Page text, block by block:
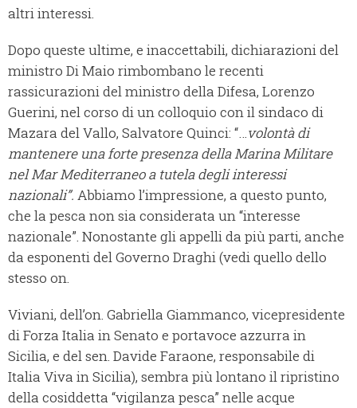
altri interessi.
Dopo queste ultime, e inaccettabili, dichiarazioni del
ministro Di Maio rimbombano le recenti
rassicurazioni del ministro della Difesa, Lorenzo
Guerini, nel corso di un colloquio con il sindaco di
Mazara del Vallo, Salvatore Quinci: “…volontàdi
mantenere una forte presenza della Marina Militare
nel Mar Mediterraneo a tutela degli interessi
nazionali”. Abbiamo l’impressione, a questo punto,
che la pesca non sia considerata un “interesse
nazionale”. Nonostante gli appelli da più parti, anche
da esponenti del Governo Draghi (vedi quello dello
stesso on.
Viviani, dell’on. Gabriella Giammanco, vicepresidente
di Forza Italia in Senato e portavoce azzurra in
Sicilia, e del sen. Davide Faraone, responsabile di
Italia Viva in Sicilia), sembra più lontano il ripristino
della cosiddetta “vigilanza pesca” nelle acque